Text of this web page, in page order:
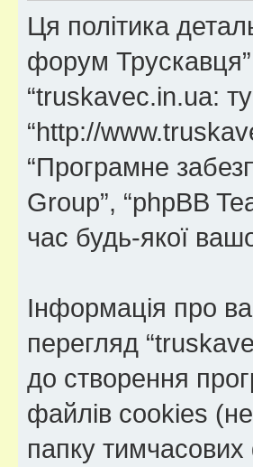
Ця політика
форум Трускавця”
“truskavec.in.ua:
“http://
“Програмне
Group”, “phpBB
час будь-якої
Інформація про
перегляд
до створення
файлів cookies
папку